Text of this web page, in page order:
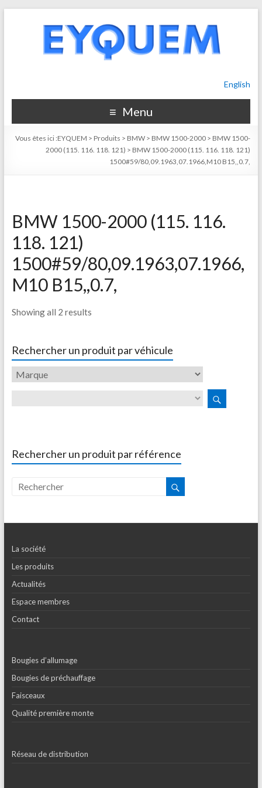
English
Menu
Vous êtes ici :EYQUEM > Produits > BMW > BMW 1500-2000 > BMW 1500-
2000 (115. 116. 118. 121) > BMW 1500-2000 (115. 116. 118. 121)
1500#59/80,09.1963,07.1966,M10 B15,,0.7,
BMW 1500-2000 (115. 116.
118. 121)
1500#59/80,09.1963,07.1966,
M10 B15,,0.7,
Showing all 2 results
Rechercher un produit par véhicule
Rechercher un produit par référence
La société
Les produits
Actualités
Espace membres
Contact
Bougies d’allumage
Bougies de préchauffage
Faisceaux
Qualité première monte
Réseau de distribution